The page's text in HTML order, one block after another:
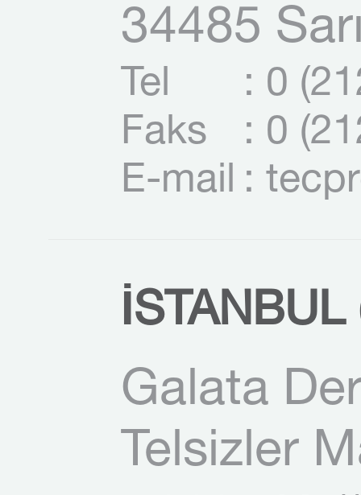
34485
Tel
: 0
Faks
: 0
E-mail :
Galata
Telsizler